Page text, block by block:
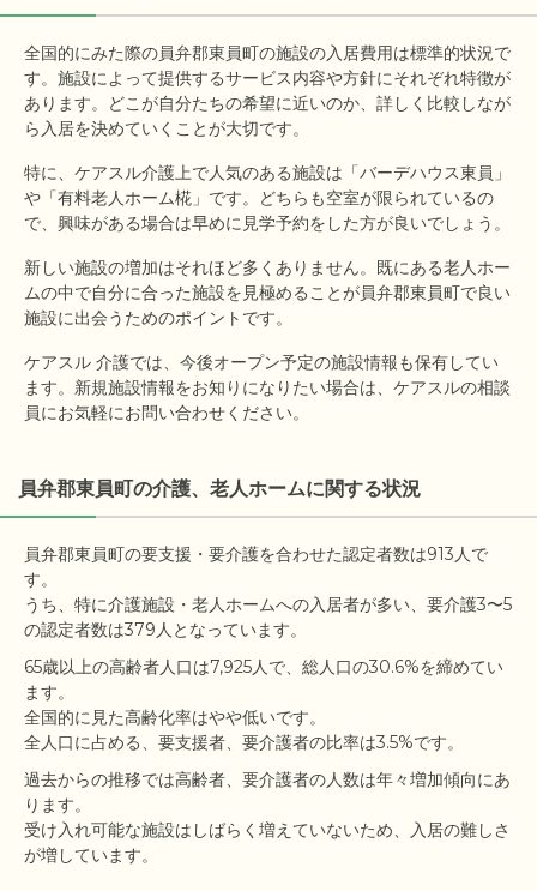
全国的にみた際の員弁郡東員町の施設の入居費用は標準的状況で
す。施設によって提供するサービス内容や方針にそれぞれ特徴が
あります。どこが自分たちの希望に近いのか、詳しく比較しなが
ら入居を決めていくことが大切です。
特に、ケアスル介護上で人気のある施設は「バーデハウス東員」
や「有料老人ホーム椛」です。どちらも空室が限られているの
で、興味がある場合は早めに見学予約をした方が良いでしょう。
新しい施設の増加はそれほど多くありません。既にある老人ホー
ムの中で自分に合った施設を見極めることが員弁郡東員町で良い
施設に出会うためのポイントです。
ケアスル 介護では、今後オープン予定の施設情報も保有してい
ます。新規施設情報をお知りになりたい場合は、ケアスルの相談
員にお気軽にお問い合わせください。
員弁郡東員町の介護、老人ホームに関する状況
員弁郡東員町の要支援・要介護を合わせた認定者数は913人で
す。
うち、特に介護施設・老人ホームへの入居者が多い、要介護3〜5
65歳以上の高齢者人口は7,925人で、総人口の30.6%を締めてい
ます。
全国的に見た高齢化率はやや低いです。
過去からの推移では高齢者、要介護者の人数は年々増加傾向にあ
ります。
受け入れ可能な施設はしばらく増えていないため、入居の難しさ